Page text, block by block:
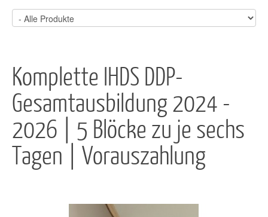
Komplette IHDS DDP-
Gesamtausbildung 2024 -
2026 | 5 Blöcke zu je sechs
Tagen | Vorauszahlung